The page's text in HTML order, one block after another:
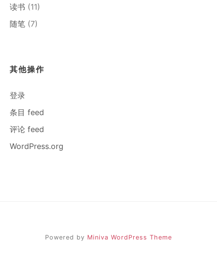
读书 (11)
随笔 (7)
其他操作
登录
条目 feed
评论 feed
WordPress.org
Powered by Miniva WordPress Theme